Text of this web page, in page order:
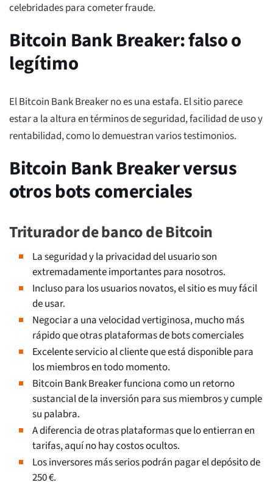
celebridades para cometer fraude.
Bitcoin Bank Breaker: falso o
legítimo
El Bitcoin Bank Breaker no es una estafa. El sitio parece
estar a la altura en términos de seguridad, facilidad de uso y
rentabilidad, como lo demuestran varios testimonios.
Bitcoin Bank Breaker versus
otros bots comerciales
Triturador de banco de Bitcoin
La seguridad y la privacidad del usuario son
extremadamente importantes para nosotros.
Incluso para los usuarios novatos, el sitio es muy fácil
de usar.
Negociar a una velocidad vertiginosa, mucho más
rápido que otras plataformas de bots comerciales
Excelente servicio al cliente que está disponible para
los miembros en todo momento.
Bitcoin Bank Breaker funciona como un retorno
sustancial de la inversión para sus miembros y cumple
su palabra.
A diferencia de otras plataformas que lo entierran en
tarifas, aquí no hay costos ocultos.
Los inversores más serios podrán pagar el depósito de
250 €.